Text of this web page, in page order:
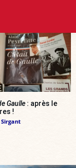
Gaulle : après le
!